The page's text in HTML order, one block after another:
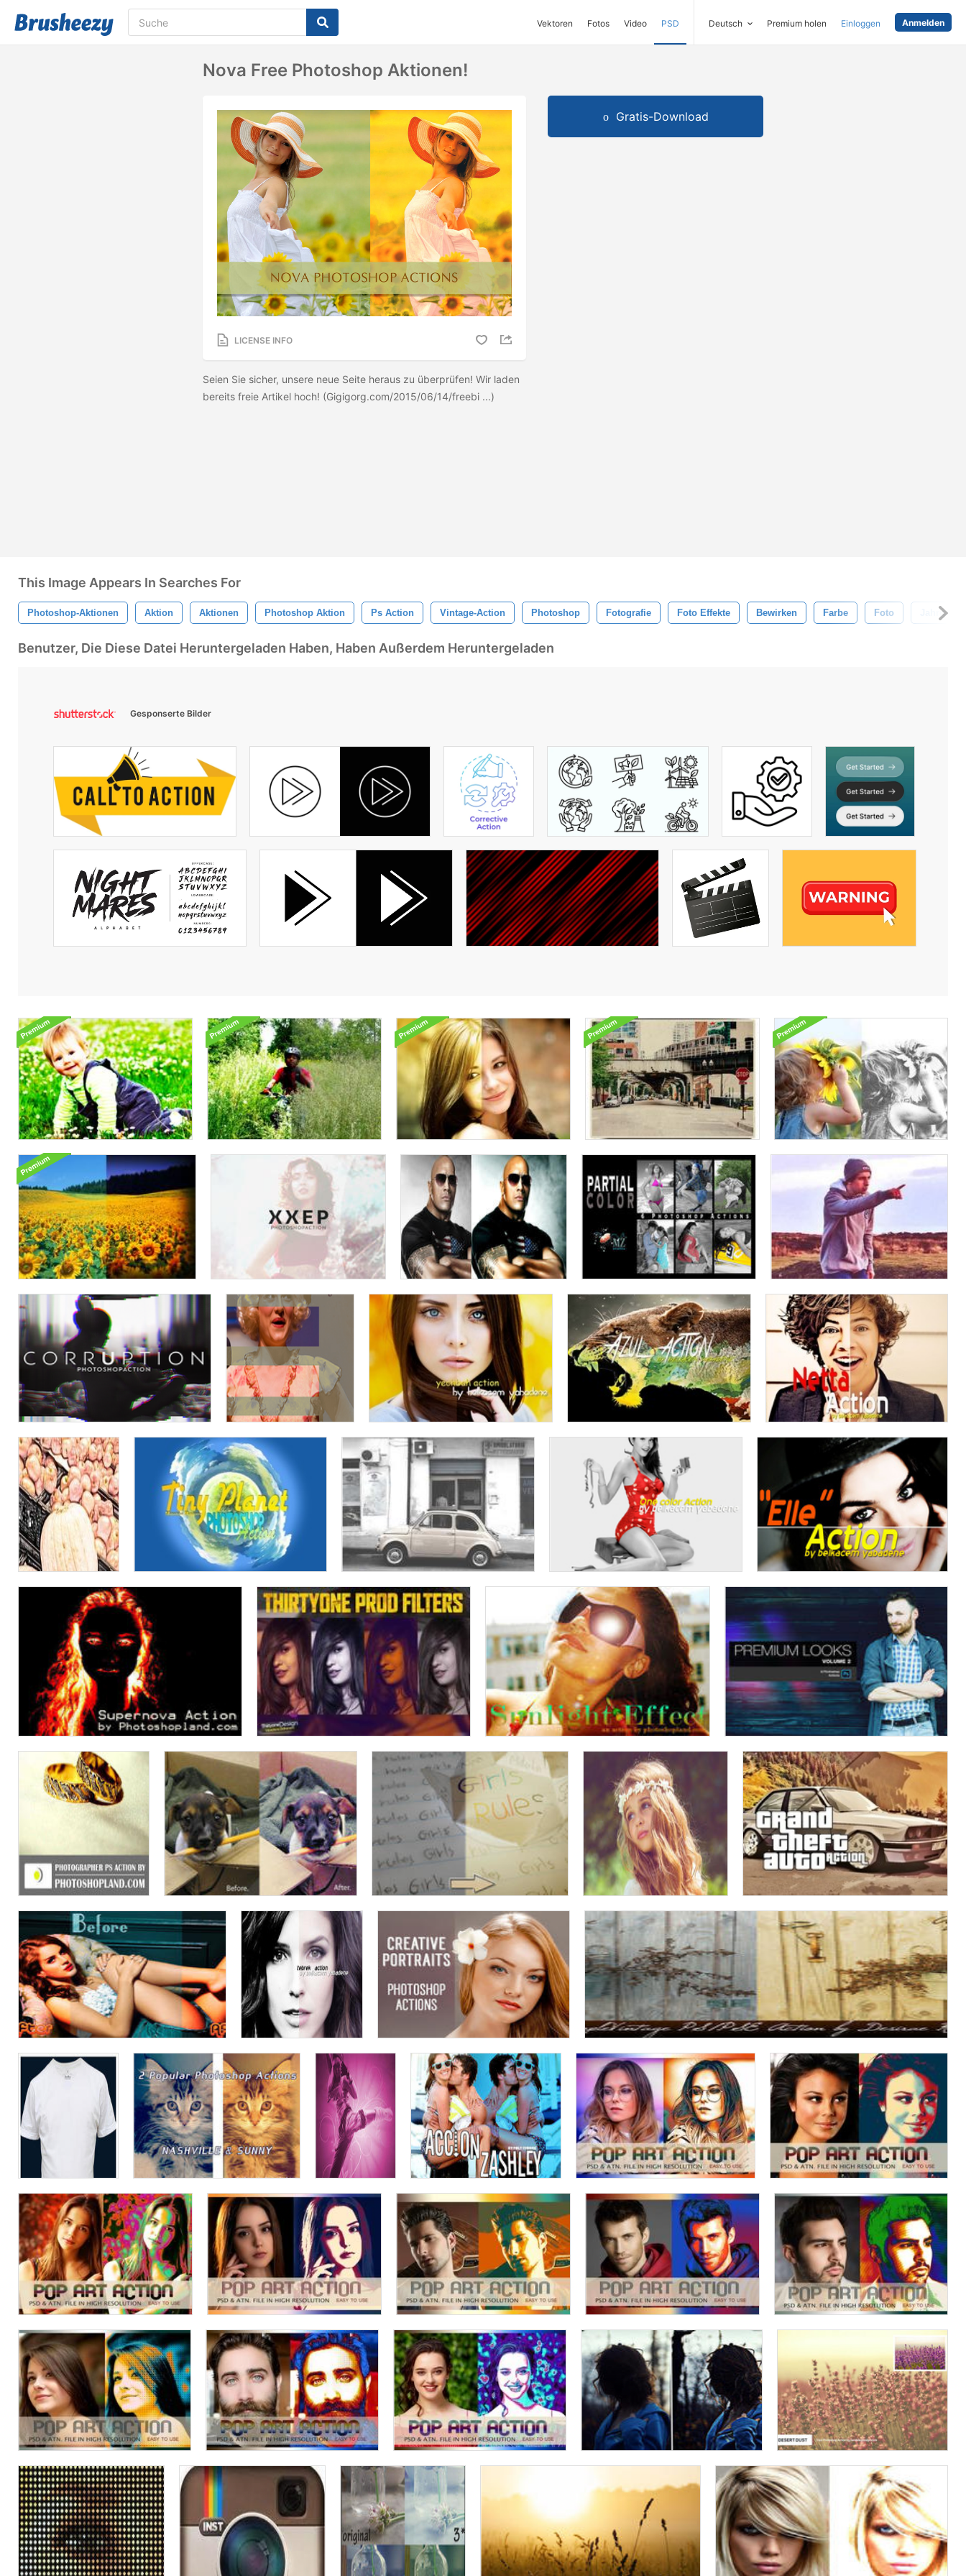
Vektoren Fotos Video PSD Deutsch Premium holen Einloggen Anmelden
Nova Free Photoshop Aktionen!
LICENSE INFO
Seien Sie sicher, unsere neue Seite heraus zu überprüfen! Wir laden
bereits freie Artikel hoch! (Gigigorg.com/2015/06/14/freebi ...)
Gratis-Download
This Image Appears In Searches For
Photoshop-Aktionen Aktion Aktionen Photoshop Aktion Ps Action Vintage-Action Photoshop Fotografie Foto Effekte Bewirken Farbe Foto Jahrgang
Benutzer, Die Diese Datei Heruntergeladen Haben, Haben Außerdem Heruntergeladen
Gesponserte Bilder